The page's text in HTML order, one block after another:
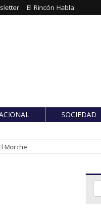
El Rincón Habla
SOCIEDAD
Morche